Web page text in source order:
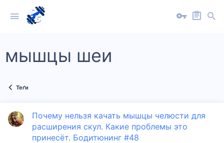
мышцы шеи
Теґи
Почему нельзя качать мышцы челюсти для
расширения скул. Какие проблемы это
принесёт. Бодитюнинг #48